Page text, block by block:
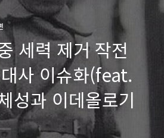
세력 제거 작전
사 이슈화(feat.
성과 이데올로기